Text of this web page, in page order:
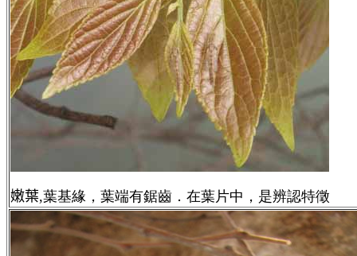
嫩葉,葉基緣，葉端有鋸齒．在葉片中，是辨認特徵